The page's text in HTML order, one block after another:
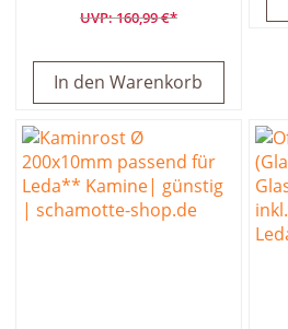
160,99 €
In den Warenkorb